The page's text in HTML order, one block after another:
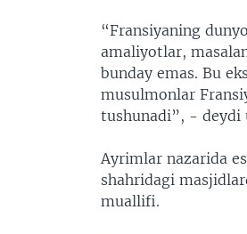
“Fransiyaning
amaliyotlar,
bunday emas. Bu
musulmonlar
tushunadi”, - deydi
Ayrimlar nazarida
shahridagi
muallifi.